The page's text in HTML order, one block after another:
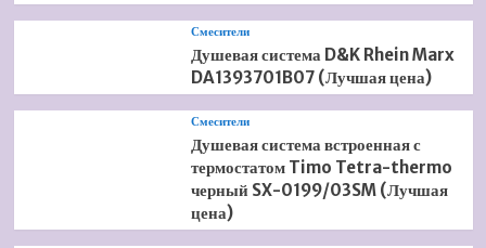
Смесители
Душевая система D&K Rhein Marx
DA1393701B07 (Лучшая цена)
Смесители
Душевая система встроенная с
термостатом Timo Tetra-thermo
черный SX-0199/03SM (Лучшая
цена)